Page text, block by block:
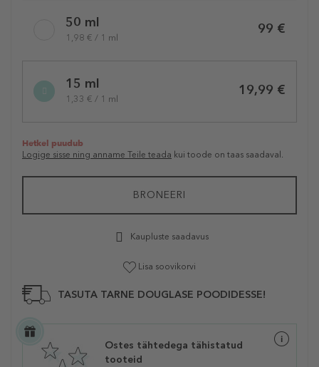
variation50 ml
1,98 € / 1 ml
99 €
15 ml
1,33 € / 1 ml
19,99 €
Hetkel puudub
Logige sisse ning anname Teile teada kui toode on taas saadaval.
BRONEERI
Kaupluste saadavus
Lisa soovikorvi
TASUTA TARNE DOUGLASE POODIDESSE!
Ostes tähtedega tähistatud
tooteid